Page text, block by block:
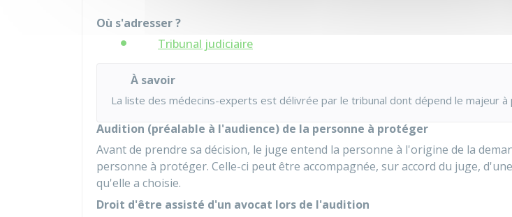
Où s'adresser ?
Tribunal judiciaire
À savoir
La liste des médecins-experts est délivrée par le tribunal dont dépend le majeur
Audition (préalable à l'audience) de la personne à protéger
Avant de prendre sa décision, le juge entend la personne à l'origine de la
personne à protéger. Celle-ci peut être accompagnée, sur accord du juge,
qu'elle a choisie.
Droit d'être assisté d'un avocat lors de l'audition